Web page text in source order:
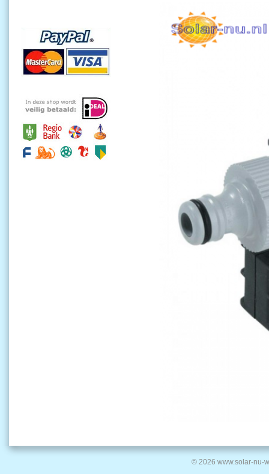
© 2026 www.solar-nu-